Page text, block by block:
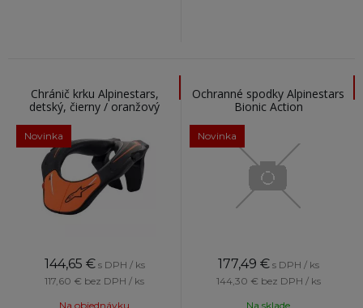
Chránič krku Alpinestars,
detský, čierny / oranžový
Novinka
144,65 € s DPH / ks
117,60 € bez DPH / ks
Na objednávku
Ochranné spodky Alpinestars
Bionic Action
Novinka
177,49 € s DPH / ks
144,30 € bez DPH / ks
Na sklade